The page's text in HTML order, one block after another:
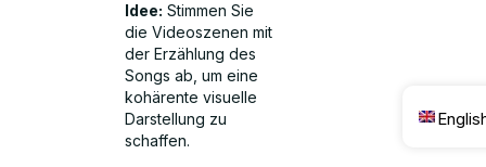
Idee: Stimmen Sie
die Videoszenen mit
der Erzählung des
Songs ab, um eine
kohärente visuelle
Darstellung zu
schaffen.